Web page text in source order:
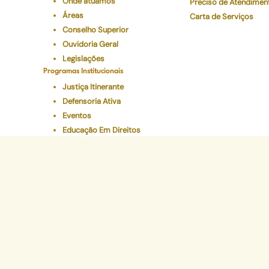
Áreas
Conselho Superior
Ouvidoria Geral
Legislações
Programas Institucionais
Justiça Itinerante
Defensoria Ativa
Eventos
Educação Em Direitos
Preciso de
Carta de Serviços